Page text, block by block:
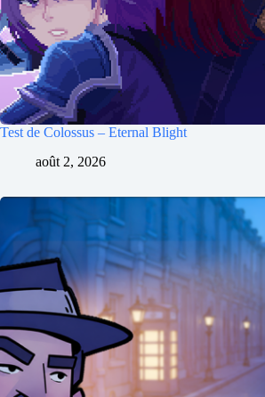
Test de Colossus – Eternal Blight
août 2, 2026